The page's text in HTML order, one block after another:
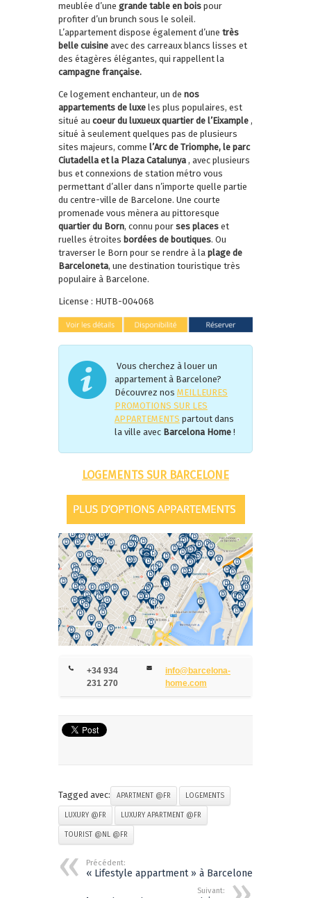
meublée d’une grande table en bois pour
profiter d’un brunch sous le soleil.
L’appartement dispose également d’une très
belle cuisine avec des carreaux blancs lisses et
des étagères élégantes, qui rappellent la
campagne française.
Ce logement enchanteur, un de nos
appartements de luxe les plus populaires, est
situé au coeur du luxueux quartier de l’Eixample ,
situé à seulement quelques pas de plusieurs
sites majeurs, comme l’Arc de Triomphe, le parc
Ciutadella et la Plaza Catalunya , avec plusieurs
bus et connexions de station métro vous
permettant d’aller dans n’importe quelle partie
du centre-ville de Barcelone. Une courte
promenade vous mènera au pittoresque
quartier du Born, connu pour ses places et
ruelles étroites bordées de boutiques. Ou
traverser le Born pour se rendre à la plage de
Barceloneta, une destination touristique très
populaire à Barcelone.
License : HUTB-004068
Vous cherchez à louer un
appartement à Barcelone?
Découvrez nos MEILLEURES
PROMOTIONS SUR LES
APPARTEMENTS partout dans
la ville avec Barcelona Home !
LOGEMENTS SUR BARCELONE
+34 934
231 270
info@barcelona-
home.com
Tagged avec: APARTMENT @FR LOGEMENTS
LUXURY @FR LUXURY APARTMENT @FR
TOURIST @NL @FR
Précédent:
« Lifestyle appartment » à Barcelone
Suivant: